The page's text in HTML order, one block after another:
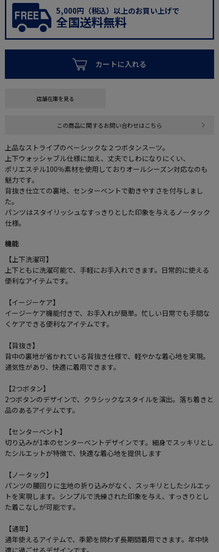
5,000円（税込）以上のお買い上げで
全国送料無料
カートに入れる
店舗在庫を見る
この商品に関するお問い合わせはこちら
上品なストライプのベーシックな２つボタンスーツ。
上下ウォッシャブル仕様に加え、丈夫でしわになりにくい、
ポリエステル100％素材を使用しておりオールシーズン対応なのも
魅力です。
背抜き仕立ての裏地、センターベントで動きやすさを付与しまし
た。
パンツはスタイリッシュなすっきりとした印象を与えるノータック
仕様。
機能
【上下洗濯可】
上下ともに洗濯可能で、手軽にお手入れできます。日常的に使える
便利なアイテムです。
【イージーケア】
イージーケア機能付きで、お手入れが簡単。忙しい日常でも手間な
くケアできる便利なアイテムです。
【背抜き】
背中の裏地が省かれている背抜き仕様で、軽やかな着心地を実現。
通気性があり、快適に着用できます。
【2つボタン】
2つボタンのデザインで、クラシックなスタイルを演出。落ち着きと
品のあるアイテムです。
【センターベント】
切り込みが1本のセンターベントデザインです。細身でスッキリとし
たシルエットが特徴で、快適な着心地を提供します
【ノータック】
パンツの腰回りに生地の折り込みがなく、スッキリとしたシルエッ
トを実現します。シンプルで洗練された印象を与え、すっきりとし
た着こなしが可能です。
【通年】
通年使えるアイテムで、季節を問わず長期間着用できます。年中快